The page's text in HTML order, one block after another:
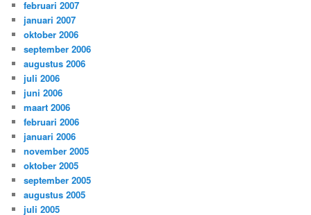
februari 2007
januari 2007
oktober 2006
september 2006
augustus 2006
juli 2006
juni 2006
maart 2006
februari 2006
januari 2006
november 2005
oktober 2005
september 2005
augustus 2005
juli 2005